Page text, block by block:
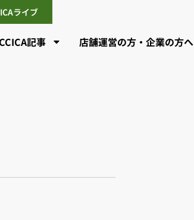
ライブ
記事 店舗運営の方・企業の方へ